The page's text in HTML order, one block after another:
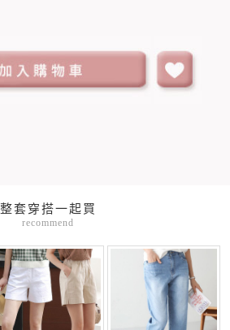
整套穿搭一起買
recommend